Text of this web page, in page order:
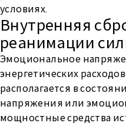
условиях.
Внутренняя
реанимации
Эмоциональное
энергетических
располагается в
напряжения или
мощностные средства